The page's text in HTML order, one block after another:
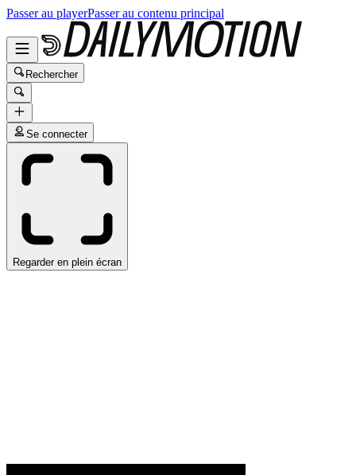
Passer au playerPasser au contenu principal
Rechercher
Se connecter
Regarder en plein écran